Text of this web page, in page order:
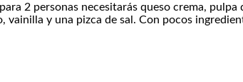
2 personas necesitarás queso crema,
vainilla y una pizca de sal. Con pocos